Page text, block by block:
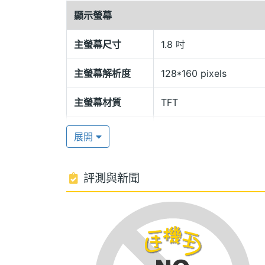
個性主流 130 萬畫素 熱插拔 / microSD 卡
Z300 除了擁有主流百萬畫素鏡頭，內建
量外還可支援熱插拔，外接 T-FLASH 卡
將最愛的歌曲、圖片、影片統統存在卡片
ZIKOM Z300 功能特色:
◎ 隱藏式天線
◎ 1.8 吋26 萬色 TFT
◎ 螢幕解析度 128*160 pixels
◎ 內建 64 和弦鈴聲
◎ 內建 130 萬畫素相機鏡頭
◎ 可外接 microSD(T-Flash) 記憶卡、最
顯示螢幕
主螢幕尺寸 1.8 吋
主螢幕解析度 128*160 pixels
主螢幕材質 TFT
主螢幕色彩
主相機畫素 130 萬畫素
主相機感光元件 CMOS
展開
評測與新聞